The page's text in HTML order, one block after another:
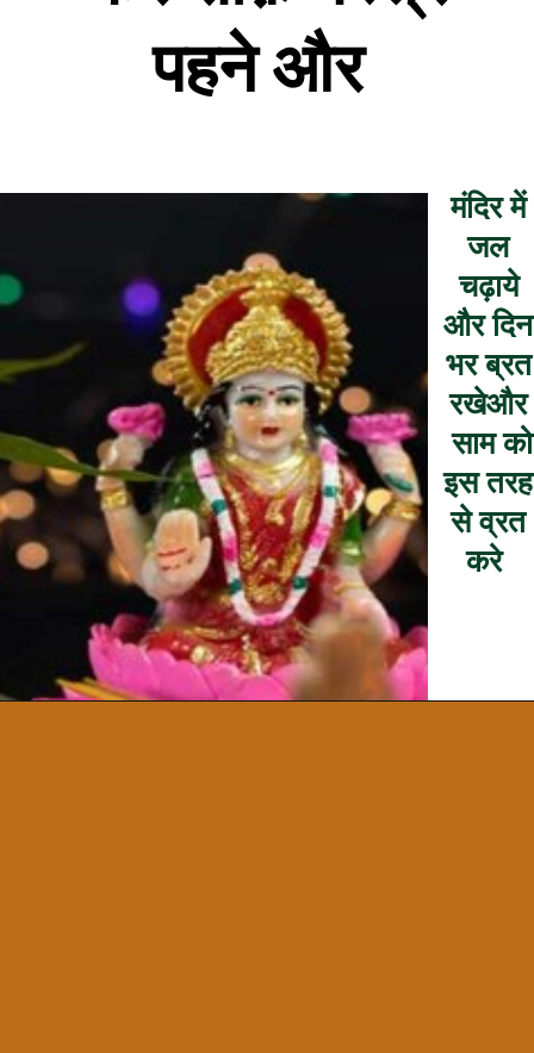
मंदिर में
जल
चढ़ाये
और दिन
भर ब्रत
रखेऔर
साम को
इस तरह
से व्रत
करे
पहने और